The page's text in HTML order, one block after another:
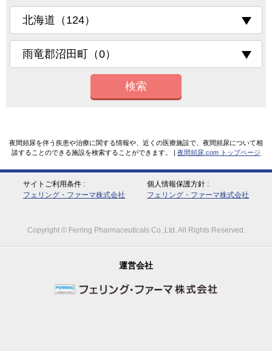
検索
夜間頻尿を伴う疾患や治療に関する情報や、近くの医療施設で、夜間頻尿について相
談することのできる施設を検索することができます。 | 夜間頻尿.com トップページ
サイトご利用条件
フェリング・ファーマ株式会社
個人情報保護方針
フェリング・ファーマ株式会社
Copyright © Ferring Pharmaceuticals Co.,Ltd. All Rights Reserved.
運営会社